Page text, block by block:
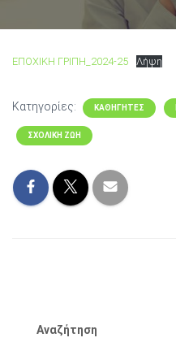
ΕΠΟΧΙΚΗ ΓΡΙΠΗ_2024-25 Λήψη
Κατηγορίες: ΚΑΘΗΓΗΤΕΣ
ΣΧΟΛΙΚΗ ΖΩΗ
Αναζήτηση